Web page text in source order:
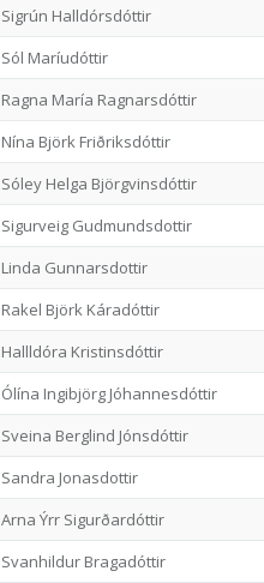
Sigrún Halldórsdóttir
Sól Maríudóttir
Ragna María Ragnarsdóttir
Nína Björk Friðriksdóttir
Sóley Helga Björgvinsdóttir
Sigurveig Gudmundsdottir
Linda Gunnarsdottir
Rakel Björk Káradóttir
Hallldóra Kristinsdóttir
Ólína Ingibjörg Jóhannesdóttir
Sveina Berglind Jónsdóttir
Sandra Jonasdottir
Arna Ýrr Sigurðardóttir
Svanhildur Bragadóttir